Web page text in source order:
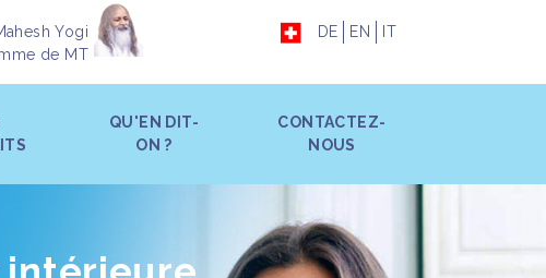
Yogi
de MT
DE EN IT
QU'EN DIT-
ON ?
CONTACTEZ-
NOUS